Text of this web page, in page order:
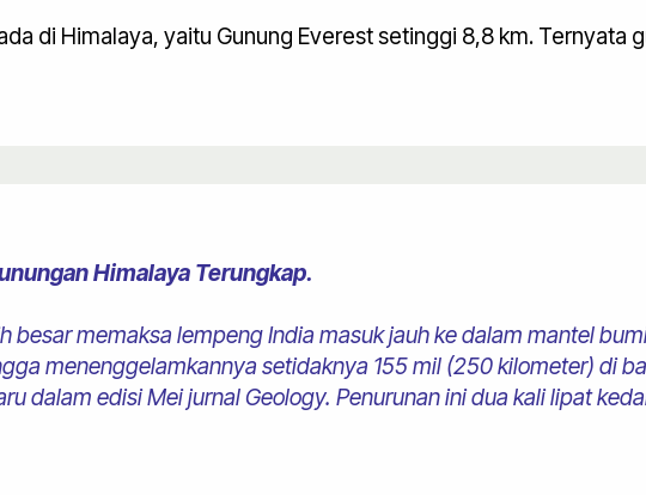
di Himalaya, yaitu Gunung Everest setinggi 8,8 km. Ternyata
Himalaya Terungkap.
besar memaksa lempeng India masuk jauh ke dalam mantel
menenggelamkannya setidaknya 155 mil (250 kilometer) di
dalam edisi Mei jurnal Geology. Penurunan ini dua kali lipat